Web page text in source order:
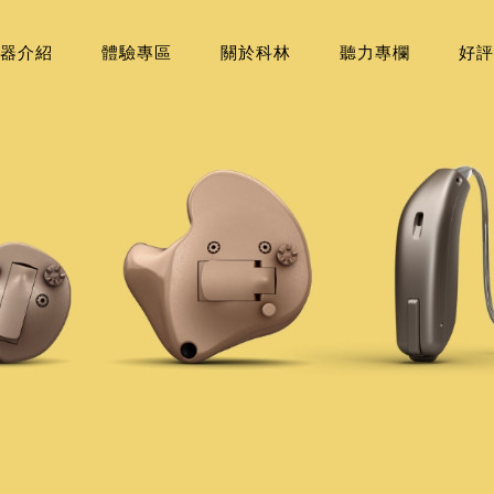
介紹 體驗專區 關於科林 聽力專欄 好